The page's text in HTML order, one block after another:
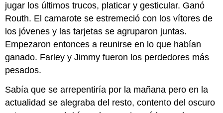
jugar los últimos trucos, platicar y gesticular. Ganó
Routh. El camarote se estremeció con los vítores de
los jóvenes y las tarjetas se agruparon juntas.
Empezaron entonces a reunirse en lo que habían
ganado. Farley y Jimmy fueron los perdedores más
pesados.
Sabía que se arrepentiría por la mañana pero en la
actualidad se alegraba del resto, contento del oscuro